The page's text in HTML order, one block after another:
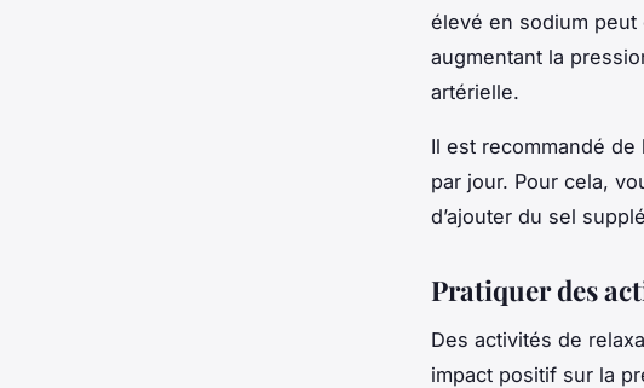
élevé en sodium peut
augmentant la
artérielle.
Il est recommandé
par jour. Pour cela,
d’ajouter du sel
Pratiquer des
Des activités de
impact positif sur la